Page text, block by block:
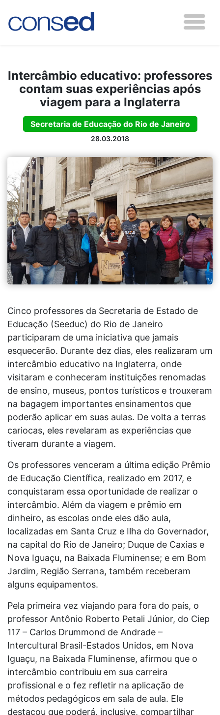
Intercâmbio educativo: professores
contam suas experiências após
viagem para a Inglaterra
Secretaria de Educação do Rio de Janeiro
28.03.2018
Cinco professores da Secretaria de Estado de
Educação (Seeduc) do Rio de Janeiro
participaram de uma iniciativa que jamais
esquecerão. Durante dez dias, eles realizaram um
intercâmbio educativo na Inglaterra, onde
visitaram e conheceram instituições renomadas
de ensino, museus, pontos turísticos e trouxeram
na bagagem importantes ensinamentos que
poderão aplicar em suas aulas. De volta a terras
cariocas, eles revelaram as experiências que
tiveram durante a viagem.
Os professores venceram a última edição Prêmio
de Educação Científica, realizado em 2017, e
conquistaram essa oportunidade de realizar o
intercâmbio. Além da viagem e prêmio em
dinheiro, as escolas onde eles dão aula,
localizadas em Santa Cruz e Ilha do Governador,
na capital do Rio de Janeiro; Duque de Caxias e
Nova Iguaçu, na Baixada Fluminense; e em Bom
Jardim, Região Serrana, também receberam
alguns equipamentos.
Pela primeira vez viajando para fora do país, o
professor Antônio Roberto Petali Júnior, do Ciep
117 – Carlos Drummond de Andrade –
Intercultural Brasil-Estados Unidos, em Nova
Iguaçu, na Baixada Fluminense, afirmou que o
intercâmbio contribuiu em sua carreira
profissional e o fez refletir na aplicação de
métodos pedagógicos em sala de aula. Ele
destacou que poderá, inclusive, compartilhar